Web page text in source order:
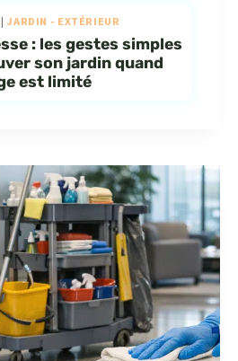
| JARDIN - EXTÉRIEUR
: les gestes simples
son jardin quand
est limité